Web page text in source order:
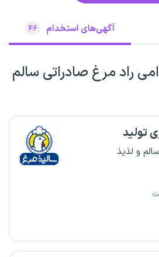
آگهی‌های استخدام ۴۶
راد مرغ صادراتی سالم
تولید
و لذیذ